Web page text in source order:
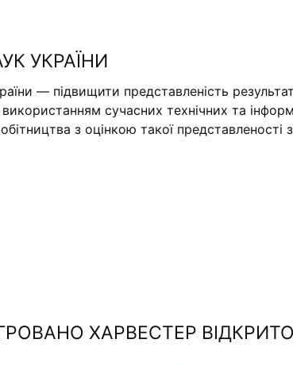
УКРАЇНИ
— підвищити представленість
сучасних технічних та
з оцінкою такої представленості
ХАРВЕСТЕР